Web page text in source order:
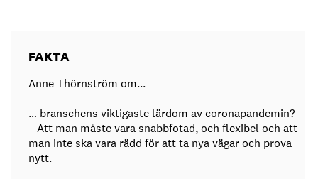
FAKTA
Anne Thörnström om...
… branschens viktigaste lärdom av coronapandemin?
– Att man måste vara snabbfotad, och flexibel och att
man inte ska vara rädd för att ta nya vägar och prova
nytt.